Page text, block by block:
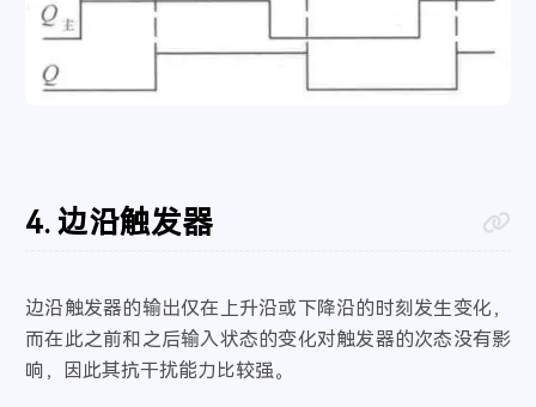
边沿触发器
边沿触发器的输出仅在上升沿或下降沿的时刻发生变化，
而在此之前和之后输入状态的变化对触发器的次态没有影
响，因此其抗干扰能力比较强。